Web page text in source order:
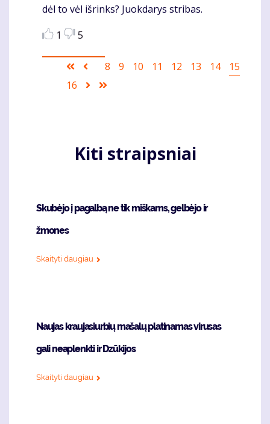
dėl to vėl išrinks? Juokdarys stribas.
1
5
Pagination
First
page
Ankstesnis
puslapis
Puslapis
8 Puslapis
9 Puslapis
10 Puslapis
11 Puslapis
12 Puslapis
13 Puslapis
14
Current
15
Puslapis
16
Sekantis
Kiti straipsniai
Skubėjo į pagalbą ne tik miškams, gelbėjo ir
žmones
Skaityti daugiau
Naujas kraujasiurbių mašalų platinamas virusas
gali neaplenkti ir Dzūkijos
Skaityti daugiau